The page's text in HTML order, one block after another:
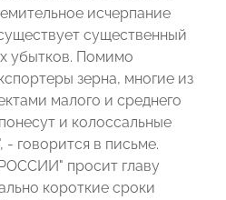
исчерпание
существенный
убытков. Помимо
зерна, многие из
малого и среднего
и колоссальные
говорится в письме.
просит главу
короткие сроки